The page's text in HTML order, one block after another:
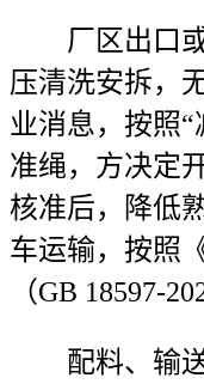
厂区出口或
压清洗安拆，
业消息，按照
准绳，方决定
核准后，降低
车运输，按照
（GB 18597-
配料、输送